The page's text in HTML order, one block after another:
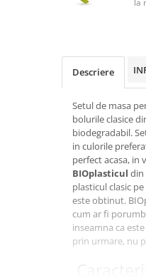
la
Descriere
Setul de masa
bolurile clasice
biodegradabil.
in culorile
perfect acasa, in
BIOplasticul din
plasticul clasic
este obtinut.
cum ar fi
inseamna ca
prin urmare, nu